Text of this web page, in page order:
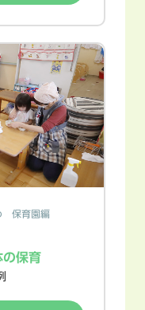
保育園編
の保育